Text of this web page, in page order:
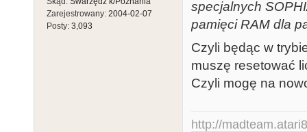
Zarejestrowany: 2004-02-07
Posty: 3,093
specjalnych
pamięci RAM dla
Czyli będąc w
muszę resetować
Czyli mogę na
http://